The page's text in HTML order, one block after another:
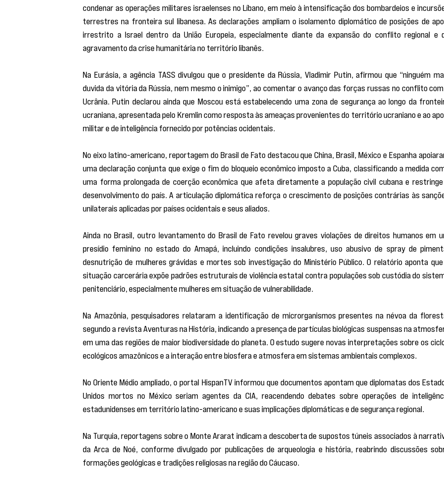
condenar as operações militares israelenses no Líbano, em meio à intensificação dos bombardeios e
terrestres na fronteira sul libanesa. As declarações ampliam o isolamento diplomático de posições de
irrestrito a Israel dentro da União Europeia, especialmente diante da expansão do conflito regional e
agravamento da crise humanitária no território libanês.
Na Eurásia, a agência TASS divulgou que o presidente da Rússia, Vladimir Putin, afirmou que “ninguém
duvida da vitória da Rússia, nem mesmo o inimigo”, ao comentar o avanço das forças russas no conflito
Ucrânia. Putin declarou ainda que Moscou está estabelecendo uma zona de segurança ao longo da
ucraniana, apresentada pelo Kremlin como resposta às ameaças provenientes do território ucraniano e ao
militar e de inteligência fornecido por potências ocidentais.
No eixo latino-americano, reportagem do Brasil de Fato destacou que China, Brasil, México e Espanha
uma declaração conjunta que exige o fim do bloqueio econômico imposto a Cuba, classificando a medida
uma forma prolongada de coerção econômica que afeta diretamente a população civil cubana e
desenvolvimento do país. A articulação diplomática reforça o crescimento de posições contrárias às
unilaterais aplicadas por países ocidentais e seus aliados.
Ainda no Brasil, outro levantamento do Brasil de Fato revelou graves violações de direitos humanos em
presídio feminino no estado do Amapá, incluindo condições insalubres, uso abusivo de spray de
desnutrição de mulheres grávidas e mortes sob investigação do Ministério Público. O relatório aponta
situação carcerária expõe padrões estruturais de violência estatal contra populações sob custódia do
penitenciário, especialmente mulheres em situação de vulnerabilidade.
Na Amazônia, pesquisadores relataram a identificação de microrganismos presentes na névoa da
segundo a revista Aventuras na História, indicando a presença de partículas biológicas suspensas na
em uma das regiões de maior biodiversidade do planeta. O estudo sugere novas interpretações sobre os
ecológicos amazônicos e a interação entre biosfera e atmosfera em sistemas ambientais complexos.
No Oriente Médio ampliado, o portal HispanTV informou que documentos apontam que diplomatas dos
Unidos mortos no México seriam agentes da CIA, reacendendo debates sobre operações de
estadunidenses em território latino-americano e suas implicações diplomáticas e de segurança regional.
Na Turquia, reportagens sobre o Monte Ararat indicam a descoberta de supostos túneis associados à
da Arca de Noé, conforme divulgado por publicações de arqueologia e história, reabrindo discussões
formações geológicas e tradições religiosas na região do Cáucaso.